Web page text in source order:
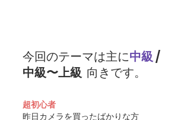
今回のテーマは主に中級 /
中級〜上級 向きです。
超初心者
昨日カメラを買ったばかりな方